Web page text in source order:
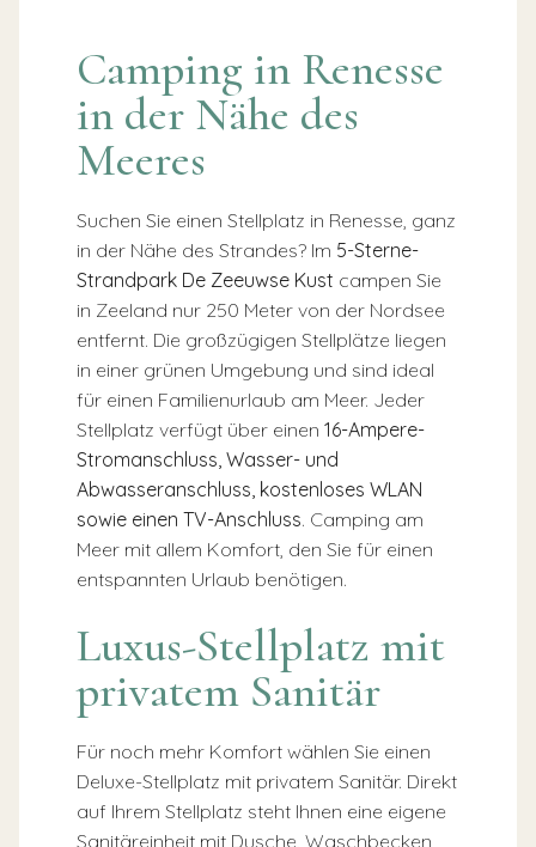
Camping in Renesse
in der Nähe des
Meeres
Suchen Sie einen Stellplatz in Renesse, ganz
in der Nähe des Strandes? Im 5-Sterne-
Strandpark De Zeeuwse Kust campen Sie
in Zeeland nur 250 Meter von der Nordsee
entfernt. Die großzügigen Stellplätze liegen
in einer grünen Umgebung und sind ideal
für einen Familienurlaub am Meer. Jeder
Stellplatz verfügt über einen 16-Ampere-
Stromanschluss, Wasser- und
Abwasseranschluss, kostenloses WLAN
sowie einen TV-Anschluss. Camping am
Meer mit allem Komfort, den Sie für einen
entspannten Urlaub benötigen.
Luxus-Stellplatz mit
privatem Sanitär
Für noch mehr Komfort wählen Sie einen
Deluxe-Stellplatz mit privatem Sanitär. Direkt
auf Ihrem Stellplatz steht Ihnen eine eigene
Sanitäreinheit mit Dusche, Waschbecken